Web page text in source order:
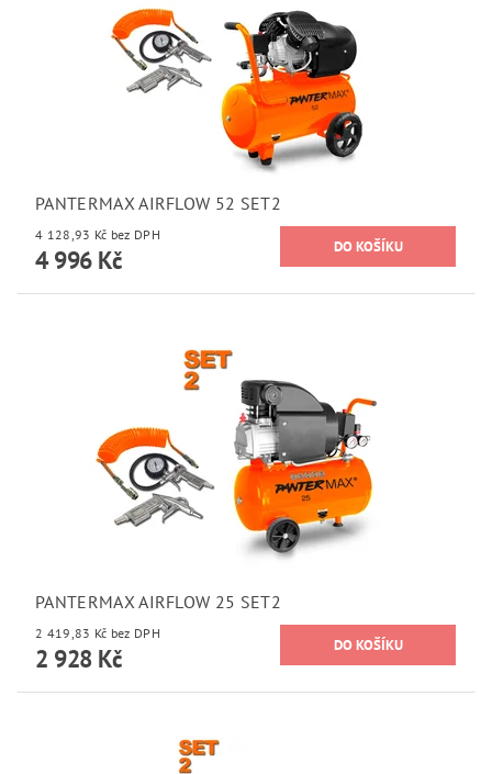
PANTERMAX AIRFLOW 52 SET2
4 128,93 Kč bez DPH
4 996 Kč
PANTERMAX AIRFLOW 25 SET2
2 419,83 Kč bez DPH
2 928 Kč